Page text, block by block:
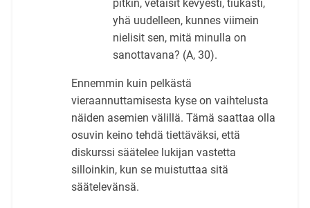
pitkin, vetäisit kevyesti, tiukasti,
yhä uudelleen, kunnes viimein
nielisit sen, mitä minulla on
sanottavana? (A, 30).
Ennemmin kuin pelkästä
vieraannuttamisesta kyse on vaihtelusta
näiden asemien välillä. Tämä saattaa olla
osuvin keino tehdä tiettäväksi, että
diskurssi säätelee lukijan vastetta
silloinkin, kun se muistuttaa sitä
säätelevänsä.